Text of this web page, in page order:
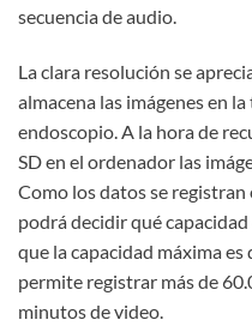
secuencia de audio.
La clara resolución se
almacena las imágenes en
endoscopio. A la hora de
SD en el ordenador las
Como los datos se
podrá decidir qué
que la capacidad máxima
permite registrar más de
minutos de video.